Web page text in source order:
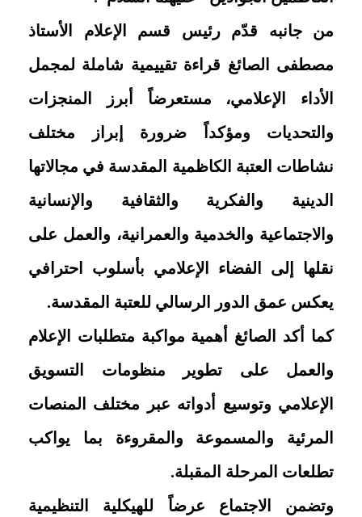
من جانبه قدّم رئيس قسم الإعلام الأستاذ
مصطفى الصائغ قراءة تقييمية شاملة لمجمل
الأداء الإعلامي، مستعرضاً أبرز المنجزات
والتحديات ومؤكداً ضرورة إبراز مختلف
نشاطات العتبة الكاظمية المقدسة في مجالاتها
الدينية والفكرية والثقافية والإنسانية
والاجتماعية والخدمية والعمرانية، والعمل على
نقلها إلى الفضاء الإعلامي بأسلوب احترافي
يعكس عمق الدور الرسالي للعتبة المقدسة.
كما أكد الصائغ أهمية مواكبة متطلبات الإعلام
والعمل على تطوير منظومات التسويق
الإعلامي وتوسيع أدواته عبر مختلف المنصات
المرئية والمسموعة والمقروءة بما يواكب
تطلعات المرحلة المقبلة.
وتضمن الاجتماع عرضاً للهيكلية التنظيمية